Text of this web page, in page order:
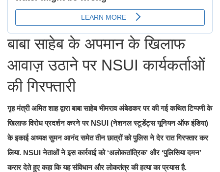
बाबा साहेब के अपमान के खिलाफ
आवाज़ उठाने पर NSUI कार्यकर्ताओं
की गिरफ्तारी
गृह मंत्री अमित शाह द्वारा बाबा साहेब भीमराव अंबेडकर पर की गई कथित टिप्पणी के
खिलाफ विरोध प्रदर्शन करने पर NSUI (नेशनल स्टूडेंट्स यूनियन ऑफ इंडिया)
के इकाई अध्यक्ष सुमन आनंद समेत तीन छात्रों को पुलिस ने देर रात गिरफ्तार कर
लिया. NSUI नेताओं ने इस कार्रवाई को ‘अलोकतांत्रिक’ और ‘पुलिसिया दमन’
करार देते हुए कहा कि यह संविधान और लोकतंत्र की हत्या का प्रयास है.